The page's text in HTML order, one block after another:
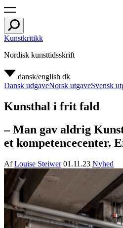
Kunstkritikk
Nordisk kunsttidsskrift
dansk/english dk
Dansk udgaveNorsk utgaveSvensk
Kunsthal i frit fald
– Man gav aldrig
et kompetencecenter.
AfLouise Steiwer 01.11.23 Nyhed